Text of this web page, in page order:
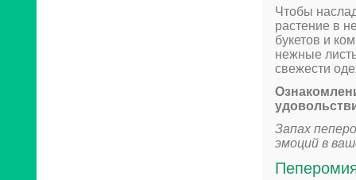
Чтобы
растение в
букетов и
нежные
свежести
Запах
эмоций в